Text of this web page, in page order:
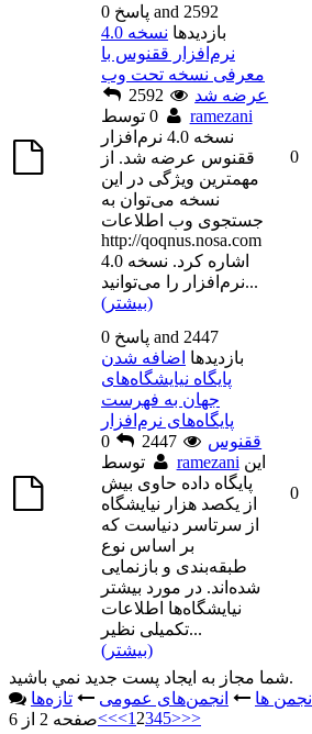
0 پاسخ and 2592
بازديدها
نسخه 4.0
نرم‌افزار ققنوس با
معرفی نسخه تحت وب
عرضه شد
0
ramezani
نسخه 4.0 نرم‌افزار
ققنوس عرضه شد. از
مهمترین ویژگی در این
نسخه می‌توان به
جستجوی وب اطلاعات
http://qoqnus.nosa.com
اشاره کرد. نسخه 4.0
نرم‌افزار را می‌توانید...
(بیشتر)
0
0 پاسخ and 2447
بازديدها اضافه شدن
پایگاه نیایشگاه‌های
جهان به فهرست
پایگاه‌های نرم‌افزار
ققنوس
2447
ramezani این
پایگاه داده حاوی بیش
از یکصد هزار نیایشگاه
از سرتاسر دنیاست که
بر اساس نوع
طبقه‌بندی و بازنمایی
شده‌اند. در مورد بیشتر
نیایشگاه‌ها اطلاعات
تکمیلی نظیر...
(بیشتر)
0
شما مجاز به ايجاد پست جديد نمي باشيد.
انجمن ها
انجمن‌های عمومی
تازه‌ها
صفحه 2 از 6<<<1 2345>>>